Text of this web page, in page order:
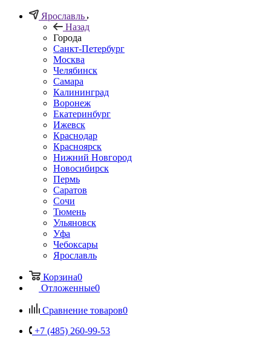
Ярославль
Назад
Города
Санкт-Петербург
Москва
Челябинск
Самара
Калининград
Воронеж
Екатеринбург
Ижевск
Краснодар
Красноярск
Нижний Новгород
Новосибирск
Пермь
Саратов
Сочи
Тюмень
Ульяновск
Уфа
Чебоксары
Ярославль
Корзина0
Отложенные0
Сравнение товаров0
+7 (485) 260-99-53